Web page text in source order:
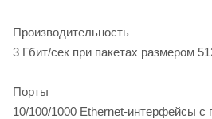
Производительность
3 Гбит/сек при пакетах размером
Порты
10/100/1000 Ethernet-интерфейсы с